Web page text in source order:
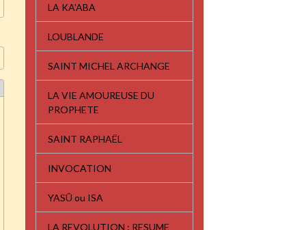
LA KA'ABA
LOUBLANDE
SAINT MICHEL ARCHANGE
LA VIE AMOUREUSE DU
PROPHETE
SAINT RAPHAËL
INVOCATION
YASÛ ou ISA
LA REVOLUTION : RESUME